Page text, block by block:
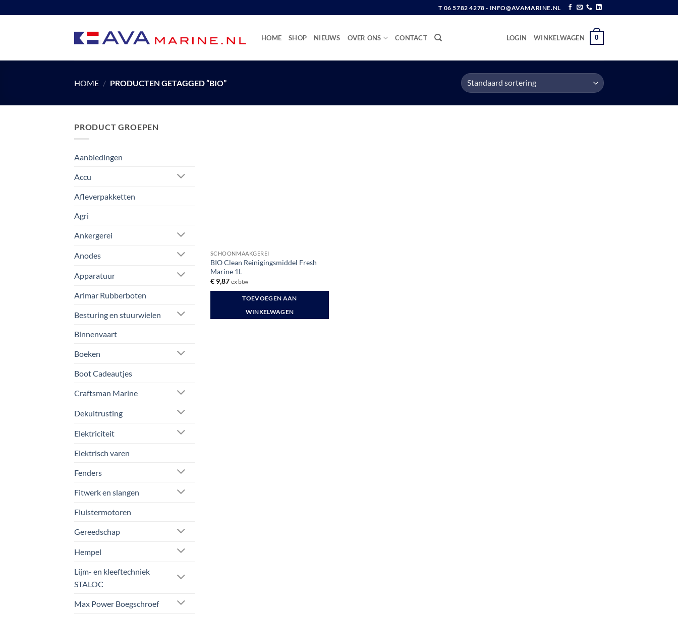
naar
T 06 5782 4278 - INFO@AVAMARINE.NL
HOME SHOP NIEUWS OVER ONS CONTACT LOGIN WINKELWAGEN 0
HOME / PRODUCTEN GETAGGED “BIO”
PRODUCT GROEPEN
Aanbiedingen
Accu
Afleverpakketten
Agri
Ankergerei
Anodes
Apparatuur
Arimar Rubberboten
Besturing en stuurwielen
Binnenvaart
Boeken
Boot Cadeautjes
Craftsman Marine
Dekuitrusting
Elektriciteit
Elektrisch varen
Fenders
Fitwerk en slangen
Fluistermotoren
Gereedschap
Hempel
Lijm- en kleeftechniek
STALOC
Max Power Boegschroef
SCHOONMAAKGEREI
BIO Clean Reinigingsmiddel Fresh
Marine 1L
€9,87 ex btw
TOEVOEGEN AAN
WINKELWAGEN